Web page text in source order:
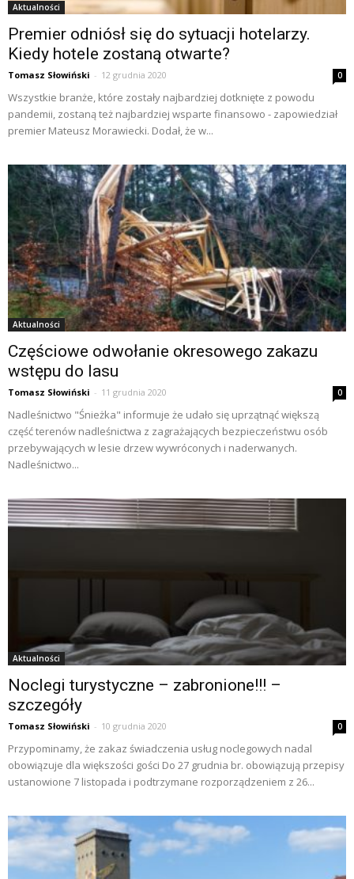
Aktualności
Premier odniósł się do sytuacji hotelarzy.
Kiedy hotele zostaną otwarte?
Tomasz Słowiński - 12 grudnia 2020 0
Wszystkie branże, które zostały najbardziej dotknięte z powodu
pandemii, zostaną też najbardziej wsparte finansowo - zapowiedział
premier Mateusz Morawiecki. Dodał, że w...
Aktualności
Częściowe odwołanie okresowego zakazu
wstępu do lasu
Tomasz Słowiński - 11 grudnia 2020 0
Nadleśnictwo "Śnieżka" informuje że udało się uprzątnąć większą
część terenów nadleśnictwa z zagrażających bezpieczeństwu osób
przebywających w lesie drzew wywróconych i naderwanych.
Nadleśnictwo...
Aktualności
Noclegi turystyczne – zabronione!!! –
szczegóły
Tomasz Słowiński - 10 grudnia 2020 0
Przypominamy, że zakaz świadczenia usług noclegowych nadal
obowiązuje dla większości gości Do 27 grudnia br. obowiązują przepisy
ustanowione 7 listopada i podtrzymane rozporządzeniem z 26...